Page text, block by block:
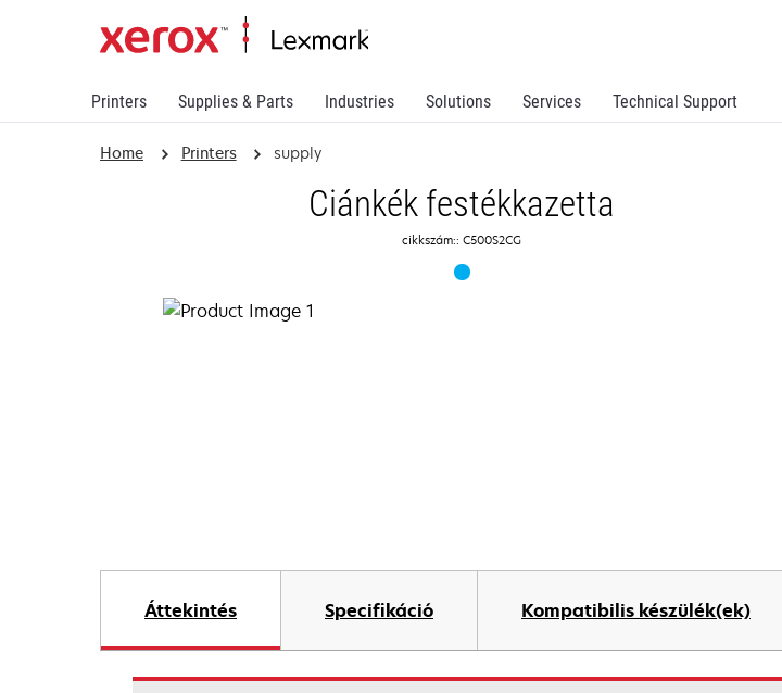
Printers Supplies & Parts Industries Solutions Services Technical Support
Home Printers supply
Ciánkék festékkazetta
cikkszám:: C500S2CG
Áttekintés Specifikáció Kompatibilis készülék(ek)